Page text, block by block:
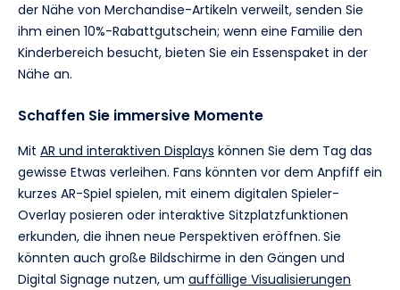
der Nähe von Merchandise-Artikeln verweilt, senden Sie
ihm einen 10%-Rabattgutschein; wenn eine Familie den
Kinderbereich besucht, bieten Sie ein Essenspaket in der
Nähe an.
Schaffen Sie immersive Momente
Mit AR und interaktiven Displays können Sie dem Tag das
gewisse Etwas verleihen. Fans könnten vor dem Anpfiff ein
kurzes AR-Spiel spielen, mit einem digitalen Spieler-
Overlay posieren oder interaktive Sitzplatzfunktionen
erkunden, die ihnen neue Perspektiven eröffnen. Sie
könnten auch große Bildschirme in den Gängen und
Digital Signage nutzen, um auffällige Visualisierungen